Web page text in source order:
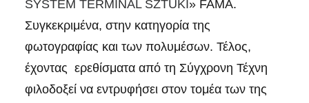
SYSTEM TERMINAL SZTUKI» FAMA.
Συγκεκριμένα, στην κατηγορία της
φωτογραφίας και των πολυμέσων. Τέλος,
έχοντας ερεθίσματα από τη Σύγχρονη Τέχνη
φιλοδοξεί να εντρυφήσει στον τομέα των της